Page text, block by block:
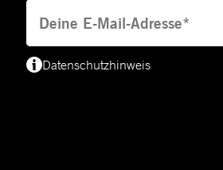
Datenschutzhinweis